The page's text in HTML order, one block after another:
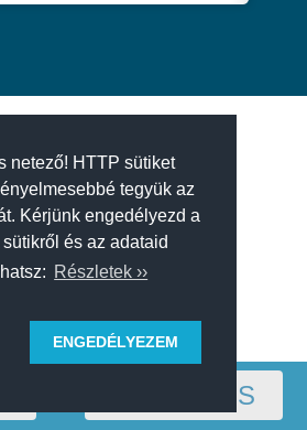
netező! HTTP sütiket
tegyük az
Kérjünk engedélyezd a
és az adataid
Részletek ››
ENGEDÉLYEZEM
SZŰRÉS